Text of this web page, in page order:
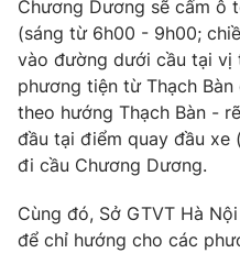
Khán giả
Giải sao mai
Sao
Du lịch
Làm đẹp
Chất lượng cuộc sống
Giáo dục
Tuyển sinh
Học trực tuyến
Công nghệ
Hitech Công nghệ tương
Thị trường
Giao lưu trực tuyến
Lịch phát sóng
Chương Dương sẽ cấm ô
(sáng từ 6h00 - 9h00;
vào đường dưới cầu tại vị
phương tiện từ Thạch
theo hướng Thạch Bàn -
đầu tại điểm quay đầu xe
đi cầu Chương Dương.
Cùng đó, Sở GTVT Hà
để chỉ hướng cho các